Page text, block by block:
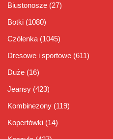
Biustonosze (27)
Botki (1080)
Czółenka (1045)
Dresowe i sportowe (611)
Duże (16)
Jeansy (423)
Kombinezony (119)
Kopertówki (14)